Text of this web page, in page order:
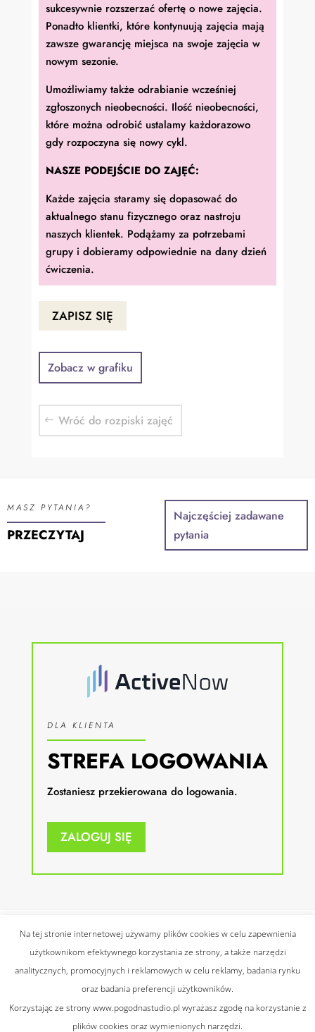
sukcesywnie rozszerzać ofertę o nowe zajęcia.
Ponadto klientki, które kontynuują zajęcia mają
zawsze gwarancję miejsca na swoje zajęcia w
nowym sezonie.
Umożliwiamy także odrabianie wcześniej
zgłoszonych nieobecności. Ilość nieobecności,
które można odrobić ustalamy każdorazowo
gdy rozpoczyna się nowy cykl.
NASZE PODEJŚCIE DO ZAJĘĆ:
Każde zajęcia staramy się dopasować do
aktualnego stanu fizycznego oraz nastroju
naszych klientek. Podążamy za potrzebami
grupy i dobieramy odpowiednie na dany dzień
ćwiczenia.
ZAPISZ SIĘ
Zobacz w grafiku
Wróć do rozpiski zajęć
MASZ PYTANIA?
PRZECZYTAJ
Najczęściej zadawane
pytania
DLA KLIENTA
STREFA LOGOWANIA
Zostaniesz przekierowana do logowania.
ZALOGUJ SIĘ
© 2021 Wszelkie prawa
zastrzeżone |Polityka
prywatności| Regulamin Projekt:
Na tej stronie internetowej używamy plików cookies w celu zapewnienia
użytkownikom efektywnego korzystania ze strony, a także narzędzi
analitycznych, promocyjnych i reklamowych w celu reklamy, badania rynku
oraz badania preferencji użytkowników.
Korzystając ze strony www.pogodnastudio.pl wyrażasz zgodę na korzystanie z
plików cookies oraz wymienionych narzędzi.